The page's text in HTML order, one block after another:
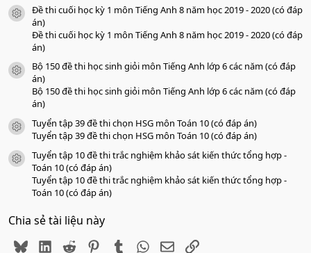
icon tài liệu
Đề thi cuối học kỳ 1 môn Tiếng Anh 8 năm học 2019 - 2020 (có đáp
án)
Đề thi cuối học kỳ 1 môn Tiếng Anh 8 năm học 2019 - 2020 (có đáp
án)
icon tài liệu
Bộ 150 đề thi học sinh giỏi môn Tiếng Anh lớp 6 các năm (có đáp
án)
Bộ 150 đề thi học sinh giỏi môn Tiếng Anh lớp 6 các năm (có đáp
án)
icon tài liệu
Tuyển tập 39 đề thi chọn HSG môn Toán 10 (có đáp án)
Tuyển tập 39 đề thi chọn HSG môn Toán 10 (có đáp án)
icon tài liệu
Tuyển tập 10 đề thi trắc nghiệm khảo sát kiến thức tổng hợp -
Toán 10 (có đáp án)
Tuyển tập 10 đề thi trắc nghiệm khảo sát kiến thức tổng hợp -
Toán 10 (có đáp án)
Chia sẻ tài liệu này
BlueskyLinkedIn
Reddit PinterestTumblr WhatsApp
EmailLink